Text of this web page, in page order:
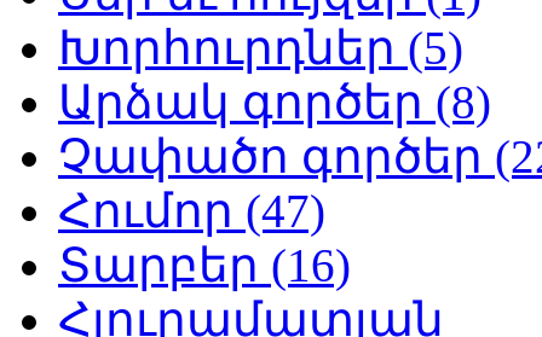
Խորհուրդներ (5)
Արձակ գործեր (8)
Չափածո գործեր
Հումոր (47)
Տարբեր (16)
Հյուրամատյան